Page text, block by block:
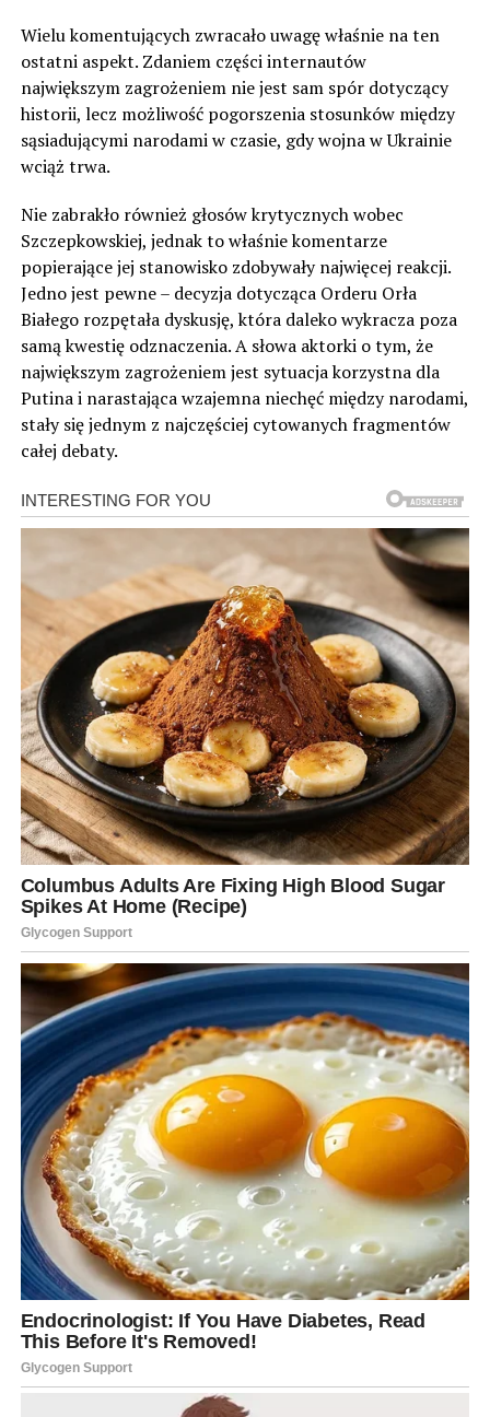
Wielu komentujących zwracało uwagę właśnie na ten
ostatni aspekt. Zdaniem części internautów
największym zagrożeniem nie jest sam spór dotyczący
historii, lecz możliwość pogorszenia stosunków między
sąsiadującymi narodami w czasie, gdy wojna w Ukrainie
wciąż trwa.
Nie zabrakło również głosów krytycznych wobec
Szczepkowskiej, jednak to właśnie komentarze
popierające jej stanowisko zdobywały najwięcej reakcji.
Jedno jest pewne – decyzja dotycząca Orderu Orła
Białego rozpętała dyskusję, która daleko wykracza poza
samą kwestię odznaczenia. A słowa aktorki o tym, że
największym zagrożeniem jest sytuacja korzystna dla
Putina i narastająca wzajemna niechęć między narodami,
stały się jednym z najczęściej cytowanych fragmentów
całej debaty.